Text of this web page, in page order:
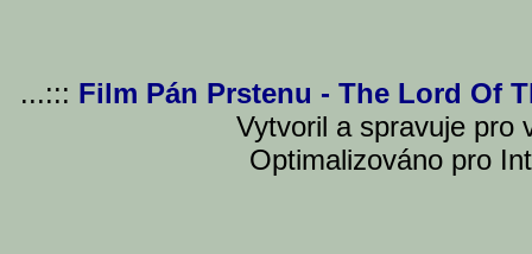
...::: Film Pán Prstenu - The Lord Of
Vytvoril a spravuje pro
Optimalizováno pro